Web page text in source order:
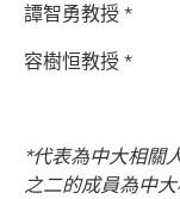
譚智勇教授 *
容樹恒教授 *
*代表為中大相關
之二的成員為中大